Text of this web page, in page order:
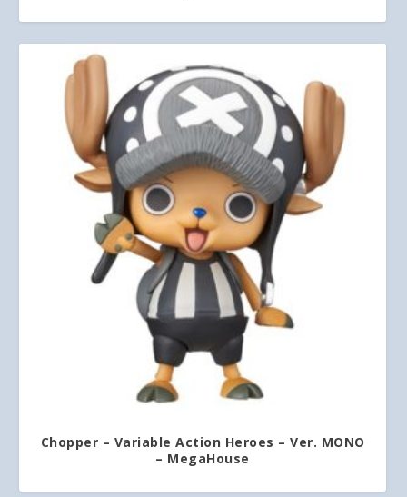
Chopper – Variable Action Heroes – Ver. MONO
– MegaHouse